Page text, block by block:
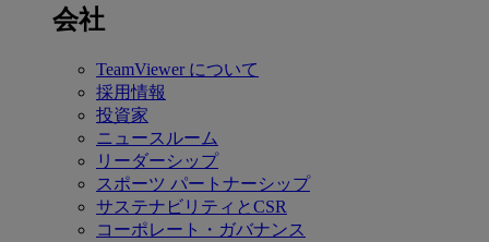
会社
TeamViewer について
採用情報
投資家
ニュースルーム
リーダーシップ
スポーツ パートナーシップ
サステナビリティとCSR
コーポレート・ガバナンス